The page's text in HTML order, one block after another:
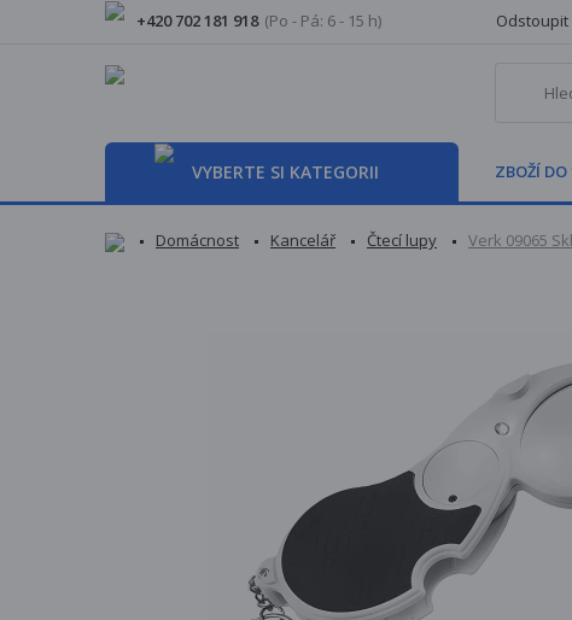
+420 702 181 918 (Po - Pá: 6 - 15 h)
VYBERTE SI KATEGORII ZBOŽÍ DO
Domácnost Kancelář Čtecí lupy Verk 09065